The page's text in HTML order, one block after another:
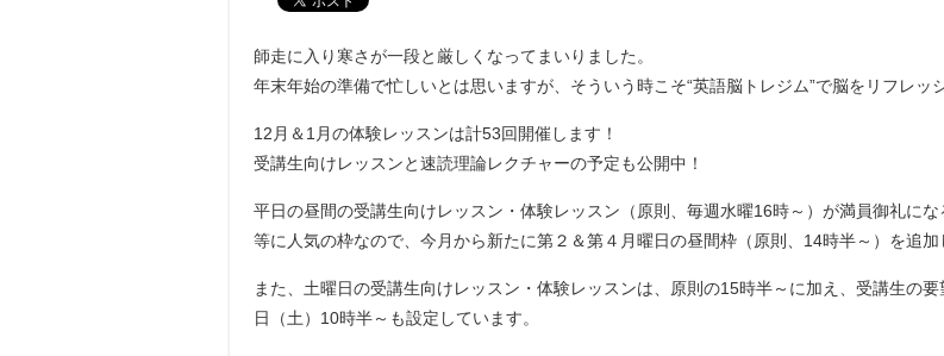
師走に入り寒さが一段と厳しくなってまいりました。
年末年始の準備で忙しいとは思いますが、そういう時こそ“英語脳トレジム”で脳をリフレッ
12月＆1月の体験レッスンは計53回開催します！
受講生向けレッスンと速読理論レクチャーの予定も公開中！
平日の昼間の受講生向けレッスン・体験レッスン（原則、毎週水曜16時～）が満員御礼に
等に人気の枠なので、今月から新たに第２＆第４月曜日の昼間枠（原則、14時半～）を追加
また、土曜日の受講生向けレッスン・体験レッスンは、原則の15時半～に加え、受講生の
日（土）10時半～も設定しています。